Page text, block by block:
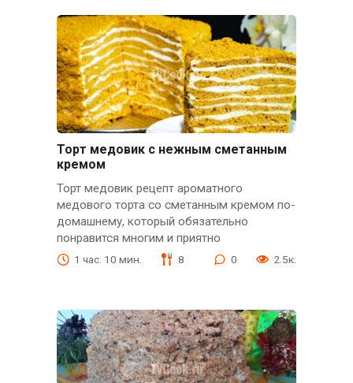
Торт медовик с нежным сметанным
кремом
Торт медовик рецепт ароматного
медового торта со сметанным кремом по-
домашнему, который обязательно
понравится многим и приятно
1 час. 10 мин. 8 0 2.5к.